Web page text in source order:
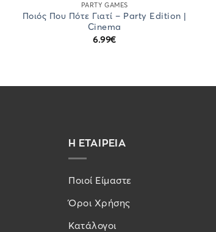
PARTY GAMES
Ποιός Που Πότε Γιατί – Party Edition |
Cinema
6.99€
Η ΕΤΑΙΡΕΙΑ
Ποιοί Είμαστε
Όροι Χρήσης
Κατάλογοι